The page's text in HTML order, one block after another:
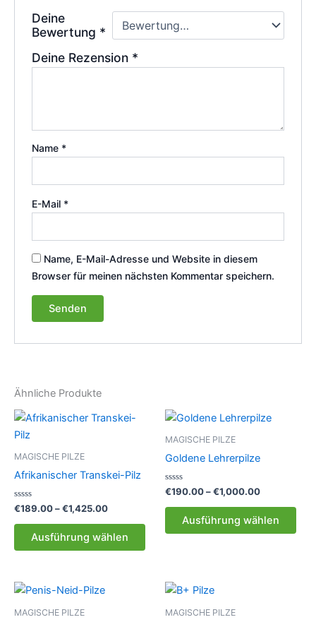
Deine
Bewertung *
Deine Rezension *
Name *
E-Mail *
Name, E-Mail-Adresse und Website in diesem
Browser für meinen nächsten Kommentar speichern.
Ähnliche Produkte
MAGISCHE PILZE
Afrikanischer Transkei-Pilz
Bewertet
mit
0
€189.00–€1,425.00Preisspanne:
bis
€1,425.00
Ausführung wählen
Dieses
Varianten
MAGISCHE PILZE
Goldene Lehrerpilze
Bewertet
mit
0
€190.00–€1,000.00
bis
€1,000.00
Ausführung wählen
MAGISCHE PILZE MAGISCHE PILZE